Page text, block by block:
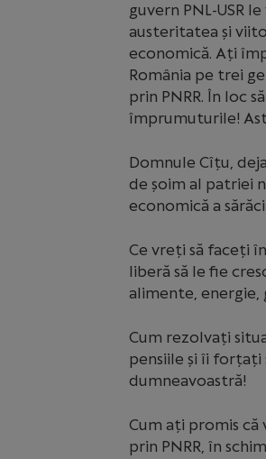
guvern PNL-USR
austeritatea și
economică. Ați
România pe trei
prin PNRR. În loc
împrumuturile!
Domnule Cîțu,
de șoim al patriei
economică a
Ce vreți să faceți
liberă să le fie
alimente, energie,
Cum rezolvați
pensiile și îi forțați
dumneavoastră!
Cum ați promis că
prin PNRR, în